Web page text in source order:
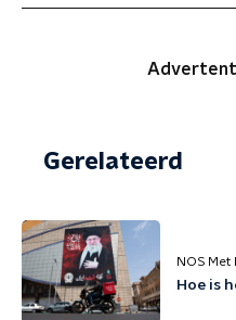
Gerelateerd
NOS Met
Hoe is